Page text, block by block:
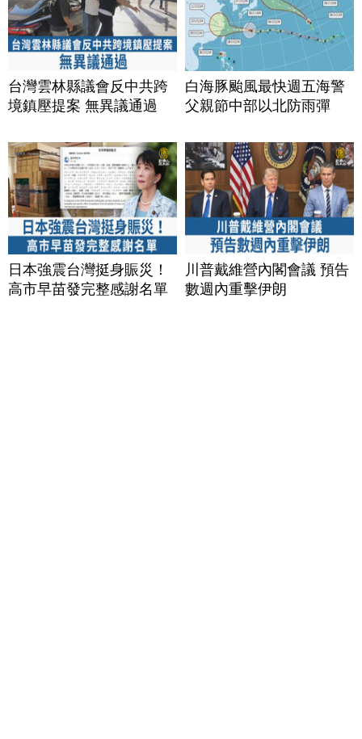
台灣雲林縣議會反中共跨
境鎮壓提案 無異議通過
白海豚颱風最快週五海警
父親節中部以北防雨彈
日本強震台灣挺身賑災！
高市早苗發完整感謝名單
川普戴維營內閣會議 預告
數週內重擊伊朗